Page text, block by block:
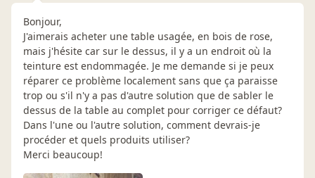
Bonjour,
J'aimerais acheter une table usagée, en bois de rose,
mais j'hésite car sur le dessus, il y a un endroit où la
teinture est endommagée. Je me demande si je peux
réparer ce problème localement sans que ça paraisse
trop ou s'il n'y a pas d'autre solution que de sabler le
dessus de la table au complet pour corriger ce défaut?
Dans l'une ou l'autre solution, comment devrais-je
procéder et quels produits utiliser?
Merci beaucoup!